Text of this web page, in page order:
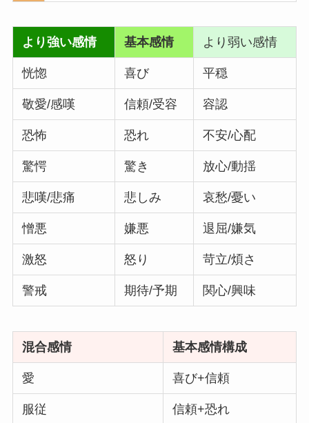
より強い感情 基本感情 より弱い感情
恍惚 喜び 平穏
敬愛/感嘆 信頼/受容 容認
恐怖 恐れ 不安/心配
驚愕 驚き 放心/動揺
悲嘆/悲痛 悲しみ 哀愁/憂い
憎悪 嫌悪 退屈/嫌気
激怒 怒り 苛立/煩さ
警戒 期待/予期 関心/興味
混合感情 基本感情構成
愛 喜び+信頼
服従 信頼+恐れ